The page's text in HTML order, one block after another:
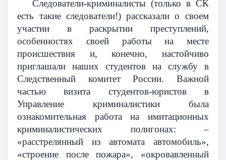
Следователи-криминалисты (только в СК
есть такие следователи!) рассказали о своем
участии в раскрытии преступлений,
особенностях своей работы на месте
происшествия и, конечно, настойчиво
приглашали наших студентов на службу в
Следственный комитет России. Важной
частью визита студентов-юристов в
Управление криминалистики была
ознакомительная работа на имитационных
криминалистических полигонах: –
«расстрелянный из автомата автомобиль»,
«строение после пожара», «окровавленный